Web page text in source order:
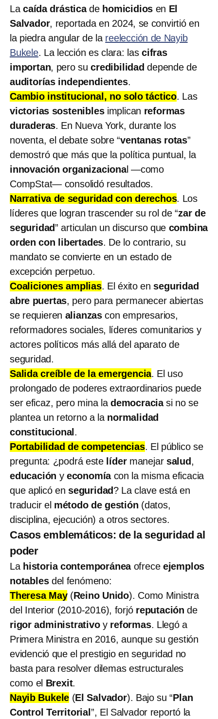
La caída drásticade homicidios en El
Salvador, reportada en 2024, se convirtió en
la piedra angular de la reelección de Nayib
Bukele. La lección es clara: lascifras
importan, pero sucredibilidad depende de
auditorías independientes.
Cambio institucional, no solo táctico. Las
victorias sosteniblesimplican reformas
duraderas. En Nueva York, durante los
noventa, el debate sobre “ventanas rotas”
demostró que más que la política puntual, la
innovación organizacional —como
CompStat— consolidó resultados.
Narrativa de seguridad con derechos. Los
líderes que logran trascender su rol de “zar de
seguridad” articulan un discurso que combina
orden con libertades. De lo contrario, su
mandato se convierte en un estado de
excepción perpetuo.
Coaliciones amplias. El éxito en seguridad
abre puertas, pero para permanecer abiertas
se requieren alianzascon empresarios,
reformadores sociales, líderes comunitarios y
actores políticos más allá del aparato de
seguridad.
Salida creíble de la emergencia. El uso
prolongado de poderes extraordinarios puede
ser eficaz, pero mina lademocraciasi no se
plantea un retorno a la normalidad
constitucional .
Portabilidad de competencias. El público se
pregunta: ¿podrá este lídermanejar salud ,
educación y economíacon la misma eficacia
que aplicó en seguridad ? La clave está en
traducir el método de gestión (datos,
disciplina, ejecución) a otros sectores.
Casos emblemáticos: de la seguridad al
poder
La historia contemporáneaofrece ejemplos
notablesdel fenómeno:
Theresa May(Reino Unido). Como Ministra
del Interior (2010-2016), forjó reputación de
rigor administrativoy reformas. Llegó a
Primera Ministra en 2016, aunque su gestión
evidenció que el prestigio en seguridad no
basta para resolver dilemas estructurales
como el Brexit.
Nayib Bukele (El Salvador). Bajo su “Plan
Control Territorial ”, El Salvador reportó la